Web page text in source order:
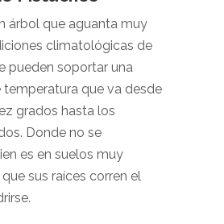
árbol que aguanta muy
climatológicas de
pueden soportar una
temperatura que va desde
grados hasta los
Donde no se
es en suelos muy
sus raíces corren el